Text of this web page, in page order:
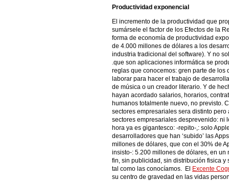
Productividad exponencial
El incremento de la productividad que
sumársele el factor de los Efectos de la
forma de economía de productividad
de 4.000 millones de dólares a los
industria tradicional del software). Y no
.que son aplicaciones informática se
reglas que conocemos: gren parte de
laborar para hacer el trabajo de
de música o un creador literario. Y de
hayan acordado salarios, horarios,
humanos totalmente nuevo, no previsto.
sectores empresariales sera distinto pero
sectores empresariales desprevenido: ni
hora ya es gigantesco: -repito-,: solo
desarrolladores que han ‘subido’ las
millones de dólares, que con el 30% de
insisto-: 5.200 millones de dólares, en un
fin, sin publicidad, sin distribución fisica
tal como las conocíamos. El Excente
su centro de gravedad en las vidas